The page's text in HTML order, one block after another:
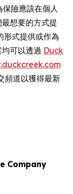
險應該在個人
想要的方式提
形式提供或作為
可以透過 Duck
頻道以獲得最新
Company